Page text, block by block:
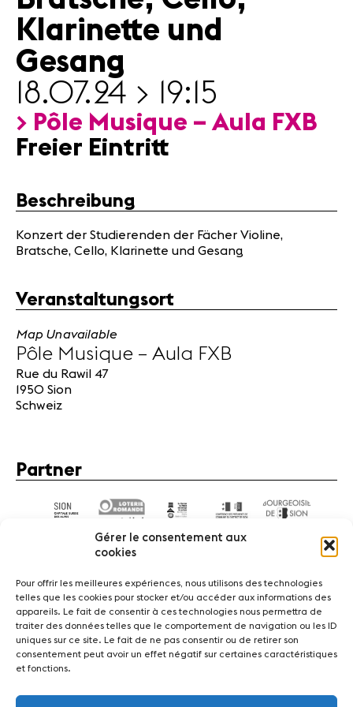
Gérer le consentement aux
cookies
Pour offrir les meilleures expériences, nous utilisons des technologies
telles que les cookies pour stocker et/ou accéder aux informations des
appareils. Le fait de consentir à ces technologies nous permettra de
traiter des données telles que le comportement de navigation ou les ID
uniques sur ce site. Le fait de ne pas consentir ou de retirer son
consentement peut avoir un effet négatif sur certaines caractéristiques
et fonctions.
Partner
News
Konzerte
Freiwillige
Medien
Jobs
Über uns
Impressum
Kontakt
Klarinette und
Gesang
18.07.24 > 19:15
> Pôle Musique – Aula FXB
Freier Eintritt
Beschreibung
Konzert der Studierenden der Fächer Violine,
Bratsche, Cello, Klarinette und Gesang
Veranstaltungsort
Map Unavailable
Pôle Musique – Aula FXB
Rue du Rawil 47
1950 Sion
Schweiz
Partner
NewsKonzerteFreiwillige
Medien Über uns